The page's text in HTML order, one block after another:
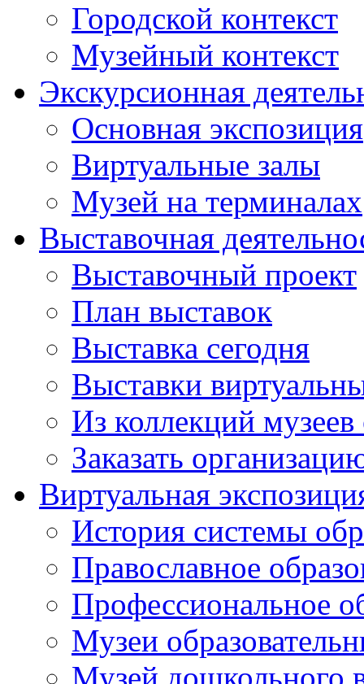
Городской контекст
Музейный контекст
Экскурсионная
Основная экспозиция
Виртуальные залы
Музей на терминалах
Выставочная
Выставочный проект
План выставок
Выставка сегодня
Выставки
Из коллекций
Заказать
Виртуальная
История системы
Православное
Профессиональное
Музеи